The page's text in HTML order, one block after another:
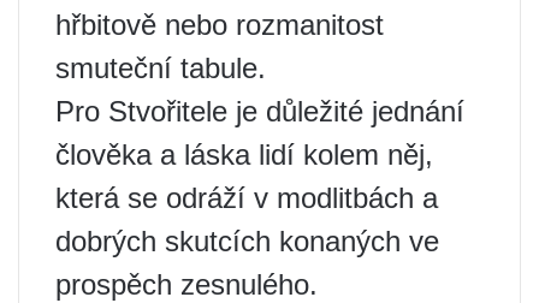
hřbitově nebo rozmanitost
smuteční tabule.
Pro Stvořitele je důležité jednání
člověka a láska lidí kolem něj,
která se odráží v modlitbách a
dobrých skutcích konaných ve
prospěch zesnulého.